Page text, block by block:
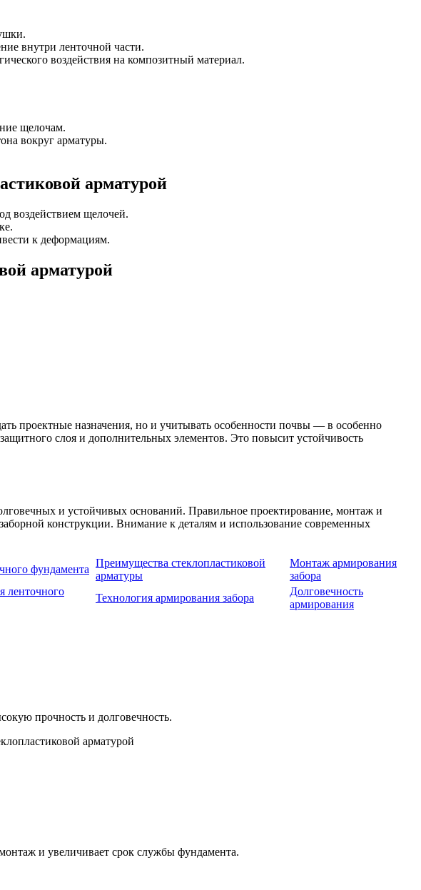
внутри ленточной части.
воздействия на композитный материал.
щелочам.
вокруг арматуры.
арматурой
воздействием щелочей.
к деформациям.
арматурой
проектные назначения, но и учитывать особенности почвы — в особенно
слоя и дополнительных элементов. Это повысит устойчивость
и устойчивых оснований. Правильное проектирование, монтаж и
конструкции. Внимание к деталям и использование современных
фундамента
Преимущества стеклопластиковой
арматуры
Монтаж армирования
забора
ленточного
Технология армирования забора
Долговечность
армирования
прочность и долговечность.
и увеличивает срок службы фундамента.